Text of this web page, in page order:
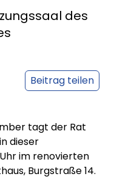
des
Beitrag teilen
tagt der Rat
dieser
im renovierten
Burgstraße 14.